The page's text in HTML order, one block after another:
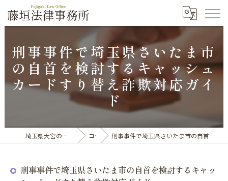
刑事事件で埼玉県さいたま市
の自首を検討するキャッシュ
カードすり替え詐欺対応ガイ
ド
埼玉県大宮の弁護士なら藤垣法律事務所 コラム 刑事事件で埼玉県さいたま市の自首を検討するキャッシュカードすり替え詐欺対応ガイド
刑事事件で埼玉県さいたま市の自首を検討するキャッ